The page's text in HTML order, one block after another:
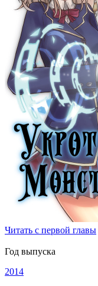
Читать с первой главы
Год выпуска
2014